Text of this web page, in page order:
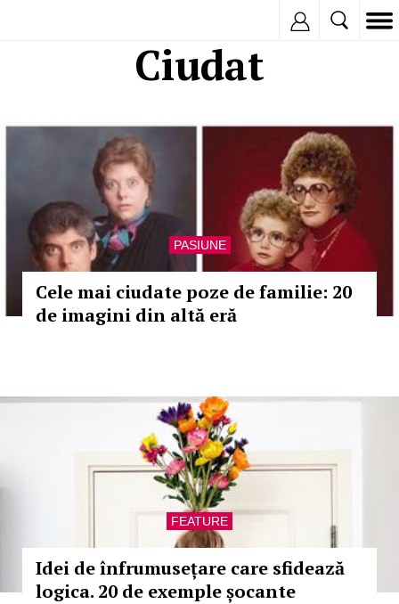
Ciudat
PASIUNE
Cele mai ciudate poze de familie: 20
de imagini din altă eră
FEATURE
Idei de înfrumusețare care sfidează
logica. 20 de exemple șocante